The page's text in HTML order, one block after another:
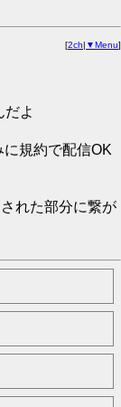
[2ch| ▼Menu]
だよ
規約で配信OK
れた部分に繋が